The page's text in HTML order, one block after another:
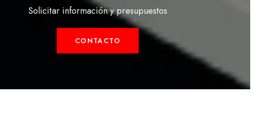
Solicitar información y presupuestos
CONTACTO